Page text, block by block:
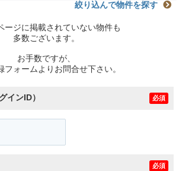
6つの強み
スタッフ紹介
絞り込んで物件を探す
ージに掲載されていない物件も
多数ございます。
お手数ですが、
フォームよりお問合せ下さい。
インID） 必須
必須